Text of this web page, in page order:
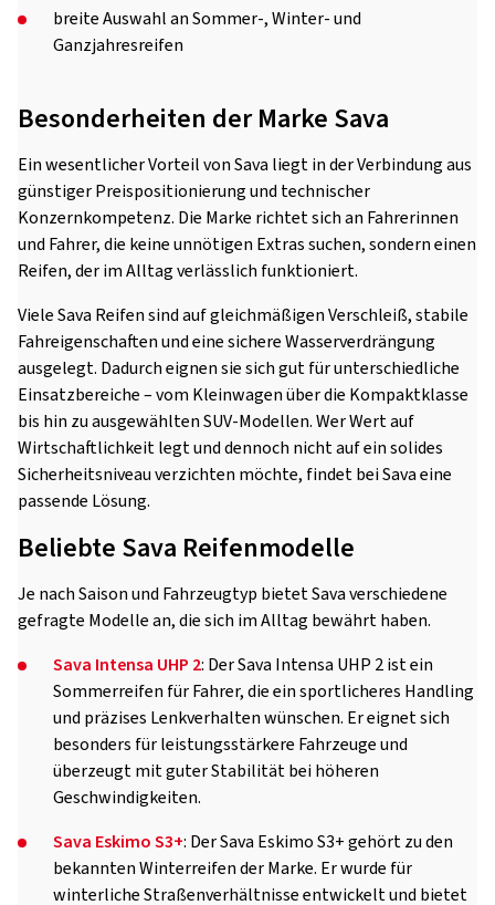
breite Auswahl an Sommer-, Winter- und
Ganzjahresreifen
Besonderheiten der Marke Sava
Ein wesentlicher Vorteil von Sava liegt in der Verbindung aus
günstiger Preispositionierung und technischer
Konzernkompetenz. Die Marke richtet sich an Fahrerinnen
und Fahrer, die keine unnötigen Extras suchen, sondern einen
Reifen, der im Alltag verlässlich funktioniert.
Viele Sava Reifen sind auf gleichmäßigen Verschleiß, stabile
Fahreigenschaften und eine sichere Wasserverdrängung
ausgelegt. Dadurch eignen sie sich gut für unterschiedliche
Einsatzbereiche – vom Kleinwagen über die Kompaktklasse
bis hin zu ausgewählten SUV-Modellen. Wer Wert auf
Wirtschaftlichkeit legt und dennoch nicht auf ein solides
Sicherheitsniveau verzichten möchte, findet bei Sava eine
passende Lösung.
Beliebte Sava Reifenmodelle
Je nach Saison und Fahrzeugtyp bietet Sava verschiedene
gefragte Modelle an, die sich im Alltag bewährt haben.
Sava Intensa UHP 2: Der Sava Intensa UHP 2 ist ein
Sommerreifen für Fahrer, die ein sportlicheres Handling
und präzises Lenkverhalten wünschen. Er eignet sich
besonders für leistungsstärkere Fahrzeuge und
überzeugt mit guter Stabilität bei höheren
Geschwindigkeiten.
Sava Eskimo S3+: Der Sava Eskimo S3+ gehört zu den
bekannten Winterreifen der Marke. Er wurde für
winterliche Straßenverhältnisse entwickelt und bietet